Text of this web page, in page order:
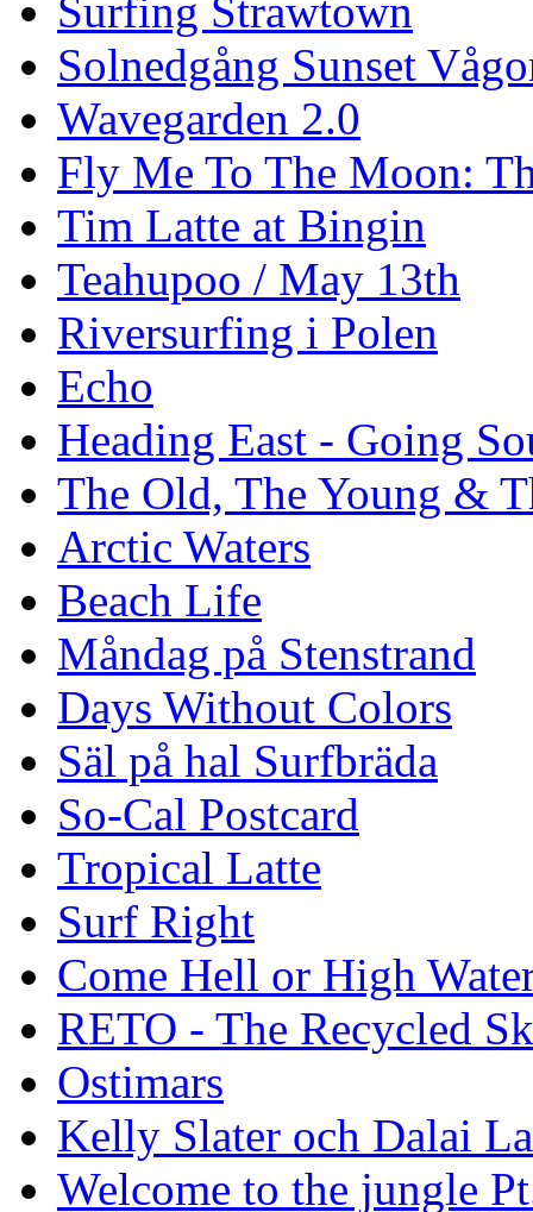
Surfing Strawtown
Solnedgång Sunset
Wavegarden 2.0
Fly Me To The Moon:
Tim Latte at Bingin
Teahupoo / May 13th
Riversurfing i Polen
Echo
Heading East - Going
The Old, The Young &
Arctic Waters
Beach Life
Måndag på Stenstrand
Days Without Colors
Säl på hal Surfbräda
So-Cal Postcard
Tropical Latte
Surf Right
Come Hell or High
RETO - The Recycled
Ostimars
Kelly Slater och Dalai
Welcome to the jungle